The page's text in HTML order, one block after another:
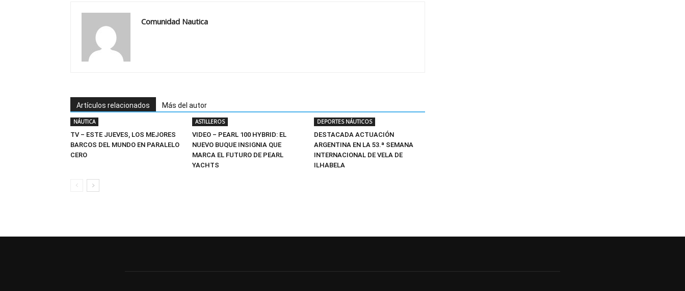
Comunidad Nautica
Artículos relacionados Más del autor
NÁUTICA
TV – ESTE JUEVES, LOS MEJORES
BARCOS DEL MUNDO EN PARALELO
CERO
ASTILLEROS
VIDEO – PEARL 100 HYBRID: EL
NUEVO BUQUE INSIGNIA QUE
MARCA EL FUTURO DE PEARL
YACHTS
DEPORTES NÁUTICOS
DESTACADA ACTUACIÓN
ARGENTINA EN LA 53.ª SEMANA
INTERNACIONAL DE VELA DE
ILHABELA